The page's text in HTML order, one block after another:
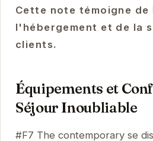
Cette note témoigne de
l'hébergement et de la
clients.
Équipements et
Séjour Inoubliable
#F7 The contemporary se